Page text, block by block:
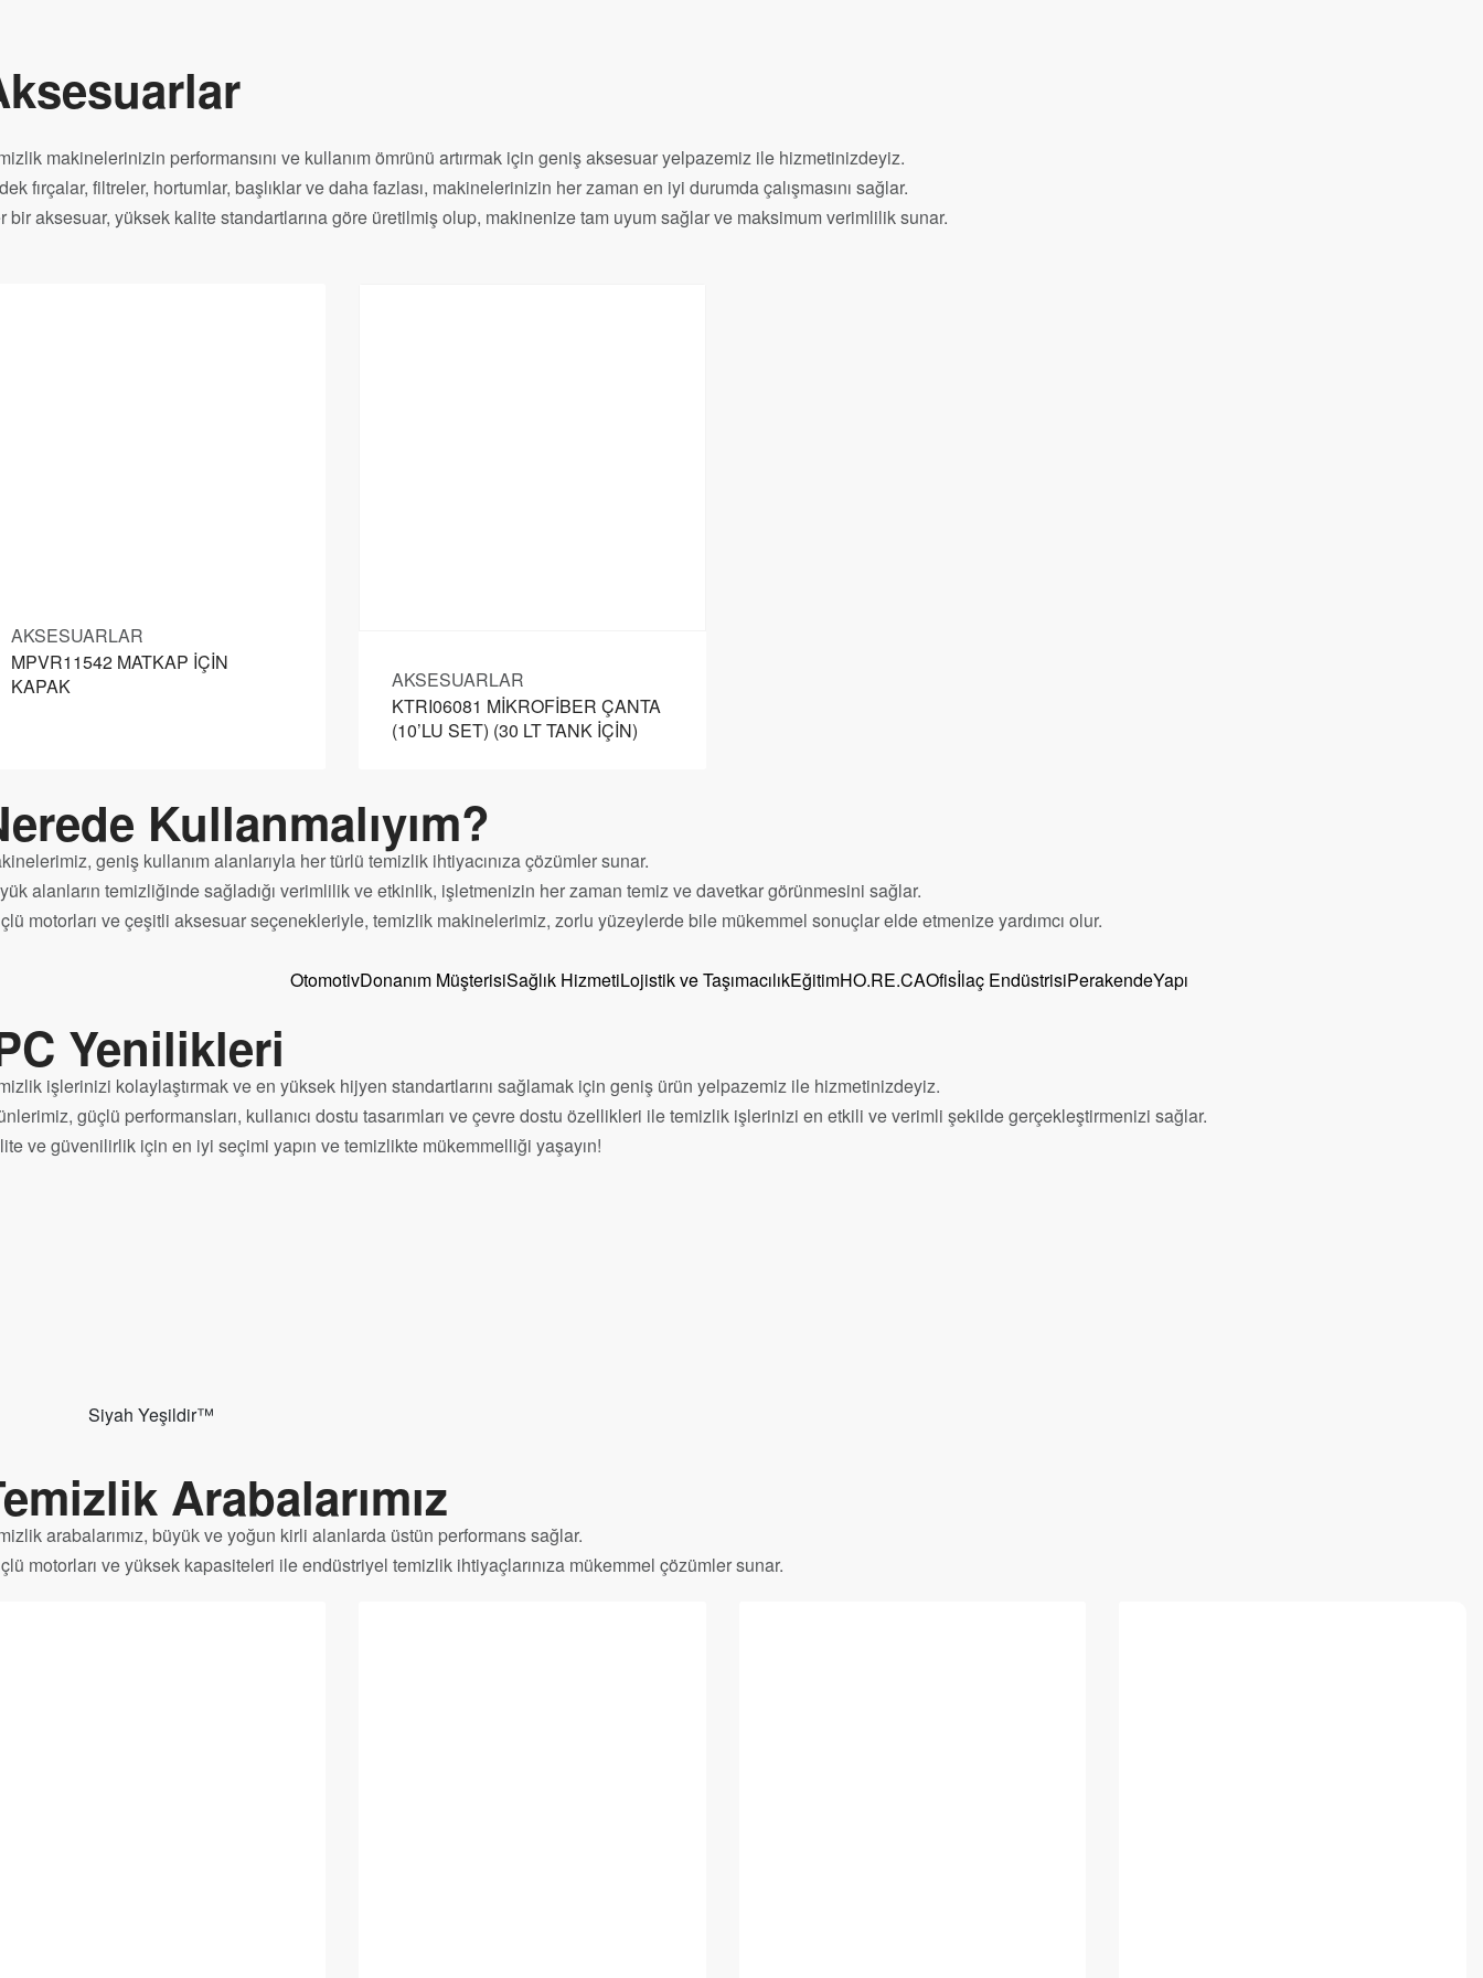
makinelerinizin performansını ve kullanım ömrünü artırmak için geniş aksesuar yelpazemiz ile hizmetinizdeyiz.
fırçalar, filtreler, hortumlar, başlıklar ve daha fazlası, makinelerinizin her zaman en iyi durumda çalışmasını sağlar.
bir aksesuar, yüksek kalite standartlarına göre üretilmiş olup, makinenize tam uyum sağlar ve maksimum verimlilik sunar.
AKSESUARLAR
MPVR11542 MATKAP İÇİN
KAPAK
AKSESUARLAR
KTRI06081 MİKROFİBER ÇANTA
(10’LU SET) (30 LT TANK İÇİN)
Kullanmalıyım?
geniş kullanım alanlarıyla her türlü temizlik ihtiyacınıza çözümler sunar.
alanların temizliğinde sağladığı verimlilik ve etkinlik, işletmenizin her zaman temiz ve davetkar görünmesini sağlar.
motorları ve çeşitli aksesuar seçenekleriyle, temizlik makinelerimiz, zorlu yüzeylerde bile mükemmel sonuçlar elde etmenize yardımcı olur.
OtomotivDonanım MüşterisiSağlık HizmetiLojistik ve TaşımacılıkEğitimHO.RE.CAOfisİlaç EndüstrisiPerakendeYapı
Yenilikleri
işlerinizi kolaylaştırmak ve en yüksek hijyen standartlarını sağlamak için geniş ürün yelpazemiz ile hizmetinizdeyiz.
güçlü performansları, kullanıcı dostu tasarımları ve çevre dostu özellikleri ile temizlik işlerinizi en etkili ve verimli şekilde gerçekleştirmenizi sağlar.
ve güvenilirlik için en iyi seçimi yapın ve temizlikte mükemmelliği yaşayın!
Siyah Yeşildir™
Arabalarımız
arabalarımız, büyük ve yoğun kirli alanlarda üstün performans sağlar.
motorları ve yüksek kapasiteleri ile endüstriyel temizlik ihtiyaçlarınıza mükemmel çözümler sunar.